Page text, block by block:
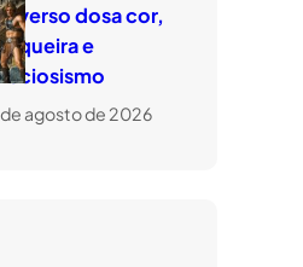
dosa cor,
e
agosto de 2026